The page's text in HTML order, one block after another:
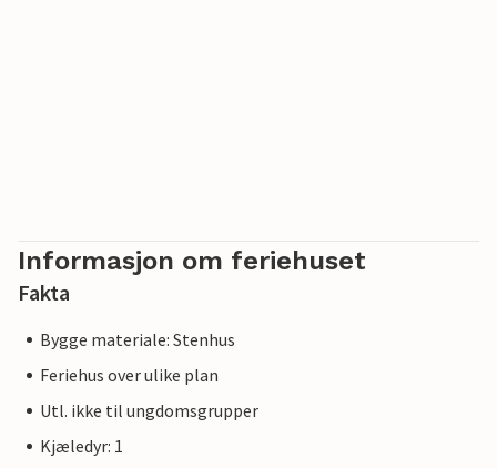
Informasjon om feriehuset
Fakta
Bygge materiale: Stenhus
Feriehus over ulike plan
Utl. ikke til ungdomsgrupper
Kjæledyr: 1